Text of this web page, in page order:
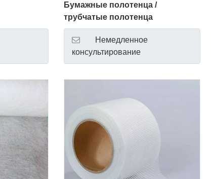
Бумажные полотенца /
трубчатые полотенца
Немедленное
консультирование